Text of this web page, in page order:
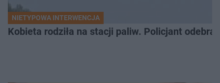
NIETYPOWA INTERWENCJA
Kobieta rodziła na stacji paliw. Policjant